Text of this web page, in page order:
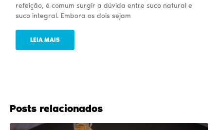
refeição, é comum surgir a dúvida entre suco natural e
suco integral. Embora os dois sejam
LEIA MAIS
Posts relacionados